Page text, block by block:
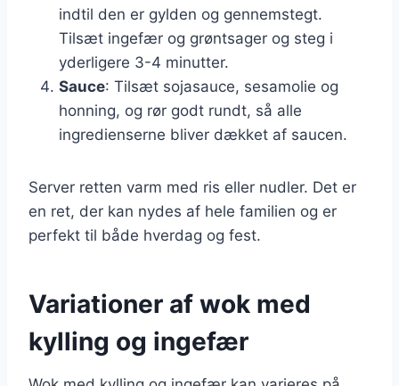
indtil den er gylden og gennemstegt.
Tilsæt ingefær og grøntsager og steg i
yderligere 3-4 minutter.
Sauce: Tilsæt sojasauce, sesamolie og
honning, og rør godt rundt, så alle
ingredienserne bliver dækket af saucen.
Server retten varm med ris eller nudler. Det er
en ret, der kan nydes af hele familien og er
perfekt til både hverdag og fest.
Variationer af wok med
kylling og ingefær